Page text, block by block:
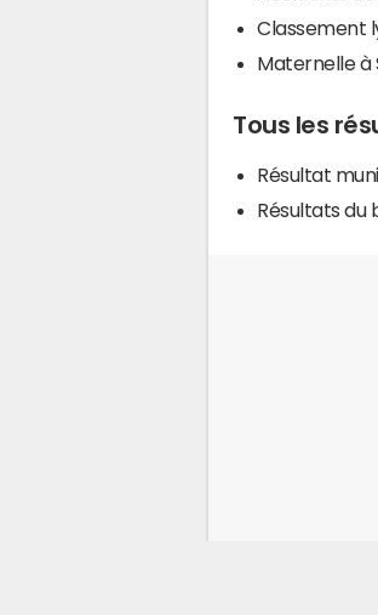
Classement
Maternelle à
Tous les
Résultat
Résultats du